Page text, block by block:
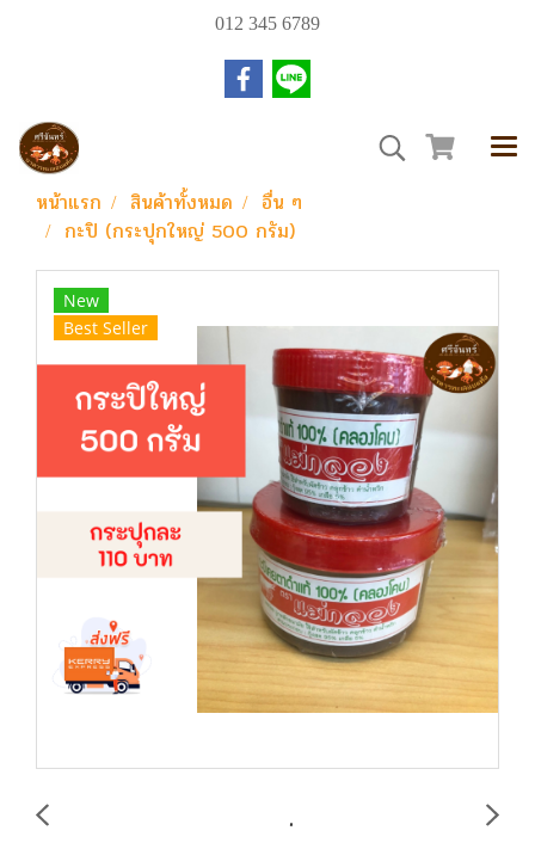
012 345 6789
หน้าแรก สินค้าทั้งหมด
อื่น ๆ
กะปิ (กระปุกใหญ่ 500 กรัม)
New
Best Seller